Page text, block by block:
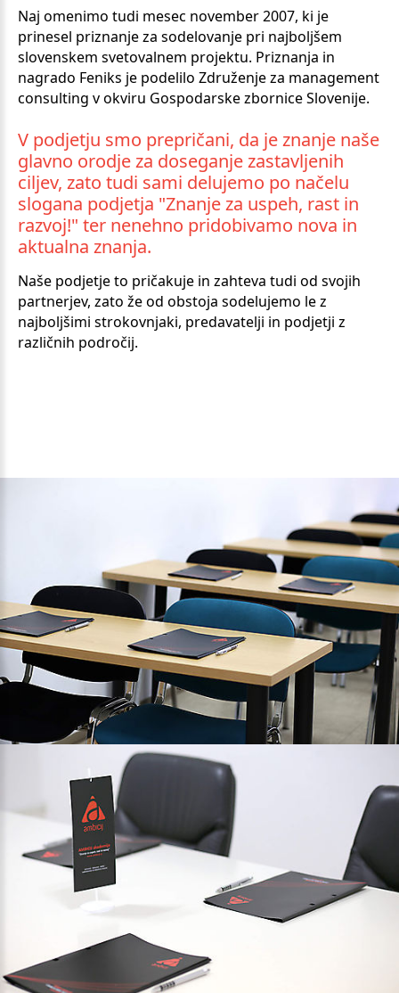
Naj omenimo tudi mesec november 2007, ki je
prinesel priznanje za sodelovanje pri najboljšem
slovenskem svetovalnem projektu. Priznanja in
nagrado Feniks je podelilo Združenje za management
consulting v okviru Gospodarske zbornice Slovenije.
V podjetju smo prepričani, da jeznanje naše
glavno orodjeza doseganjezastavljenih
ciljev, zato tudi sami delujemo po načelu
slogana podjetja "Znanjeza uspeh, rast in
razvoj!" ter nenehno pridobivamo nova in
aktualna znanja.
Naše podjetje to pričakuje in zahteva tudi od svojih
partnerjev, zato že od obstoja sodelujemo le z
najboljšimi strokovnjaki, predavatelji in podjetji z
različnih področij.